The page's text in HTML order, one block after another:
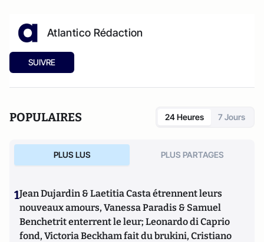
Atlantico Rédaction
SUIVRE
POPULAIRES 24 Heures 7 Jours
PLUS LUS PLUS PARTAGES
1Jean Dujardin & Laetitia Casta étrennent leurs
nouveaux amours, Vanessa Paradis & Samuel
Benchetrit enterrent le leur; Leonardo di Caprio
fond, Victoria Beckham fait du brukini, Cristiano